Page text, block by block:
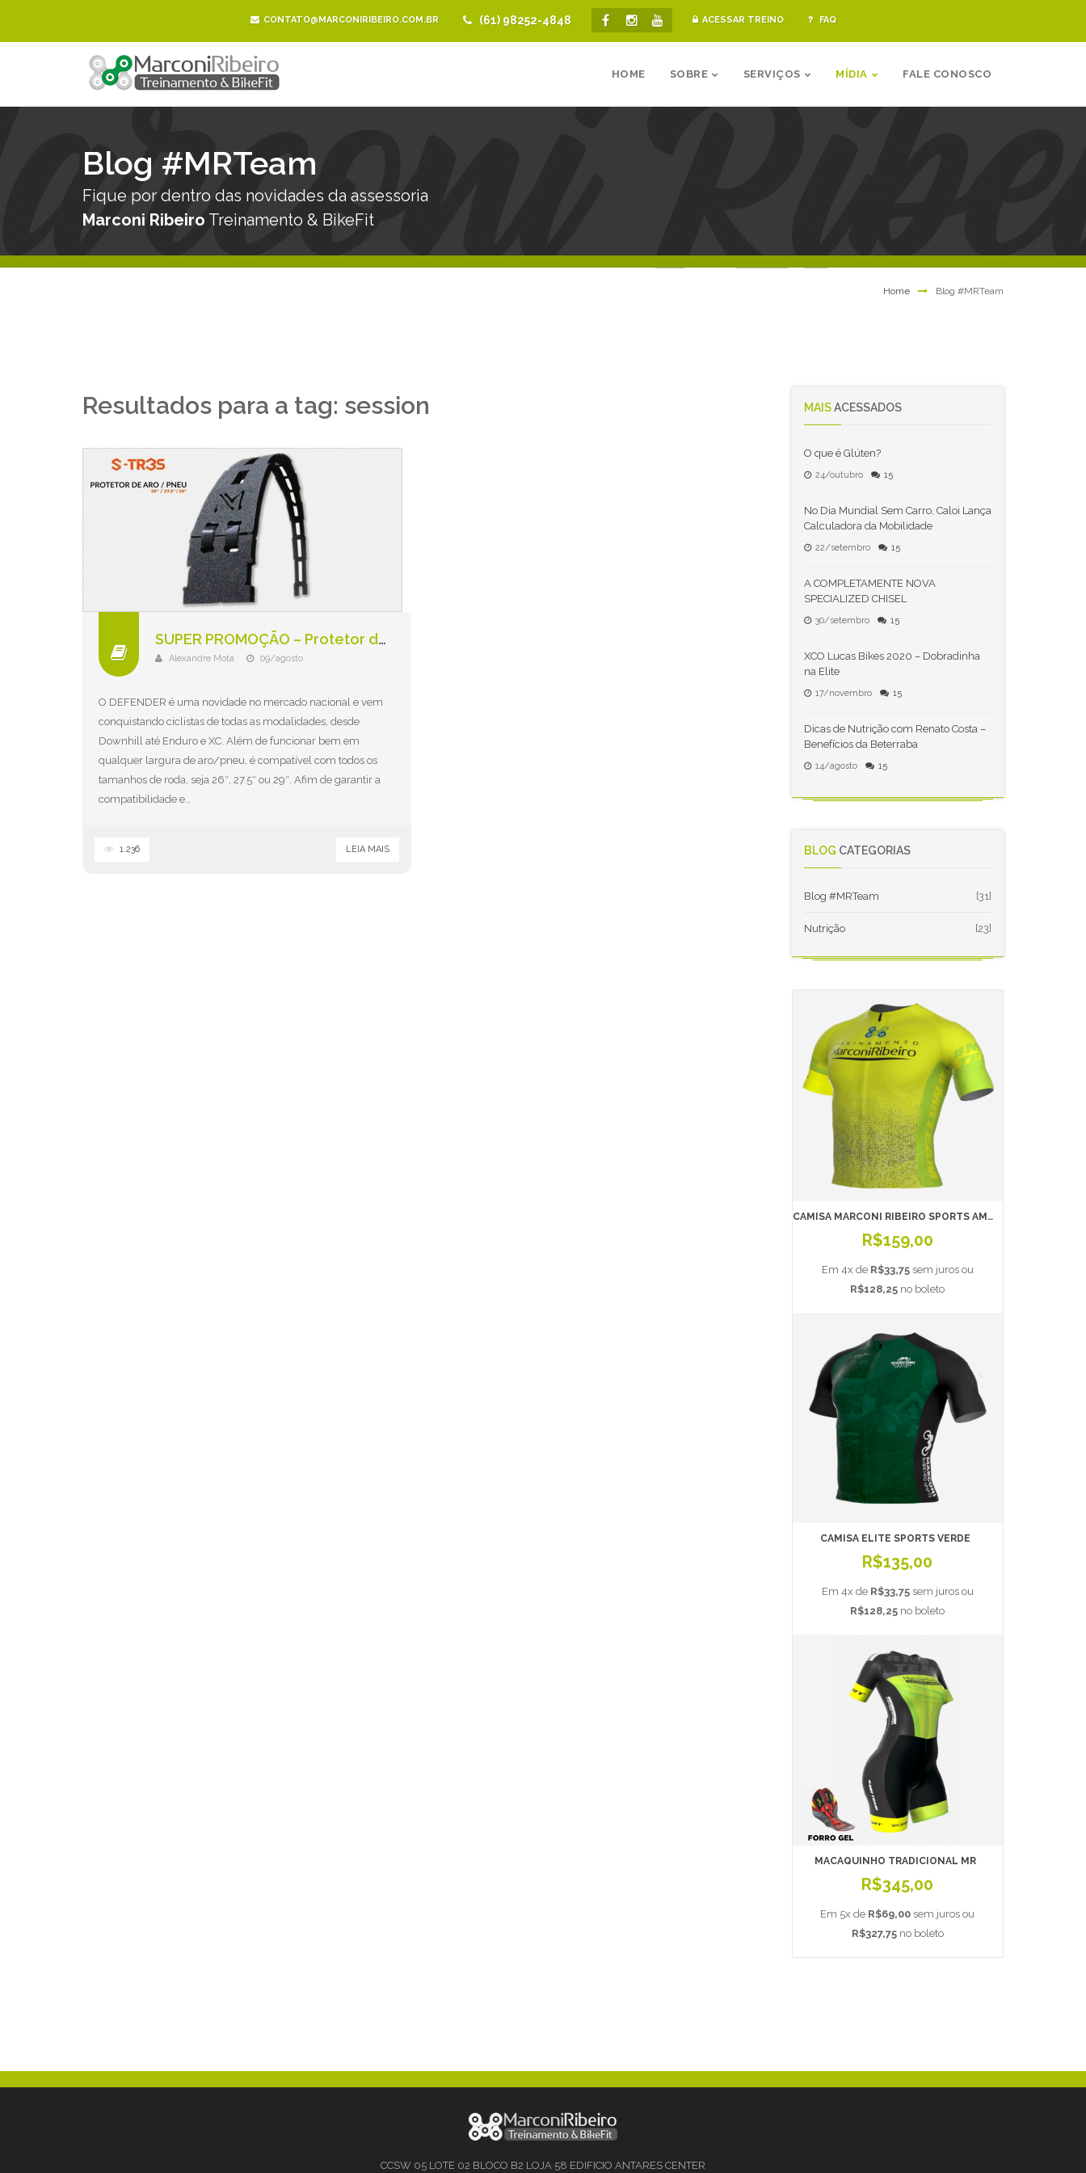
CONTATO@MARCONIRIBEIRO.COM.BR (61) 98252-4848 ACESSAR TREINO FAQ
HOME SOBRE SERVIÇOS MÍDIA FALE CONOSCO
Blog #MRTeam
Fique por dentro das novidades da assessoria
Marconi RibeiroTreinamento & BikeFit
Home Blog #MRTeam
Resultados para a tag: session
SUPER PROMOÇÃO – Protetor de Aro/Pneu – DEFENDER -Session Brasil
Alexandre Mota 09/agosto
O DEFENDER é uma novidade no mercado nacional e vem
conquistando ciclistas de todas as modalidades, desde
Downhill até Enduro e XC. Além de funcionar bem em
qualquer largura de aro/pneu, é compatível com todos os
tamanhos de roda, seja 26″, 27.5″ ou 29″. Afim de garantir a
compatibilidade e…
1.236 LEIA MAIS
MAISACESSADOS
O que é Glúten?
24/outubro 15
No Dia Mundial Sem Carro, Caloi Lança
Calculadora da Mobilidade
22/setembro 15
A COMPLETAMENTE NOVA
SPECIALIZED CHISEL
30/setembro 15
XCO Lucas Bikes 2020 – Dobradinha
na Elite
17/novembro 15
Dicas de Nutrição com Renato Costa –
Benefícios da Beterraba
14/agosto 15
BLOG CATEGORIAS
Blog #MRTeam [31]
Nutrição [23]
CAMISA MARCONI RIBEIRO SPORTS AMARELA
R$159,00
Em 4x de R$33,75sem juros ou
R$128,25 no boleto
CAMISA ELITE SPORTS VERDE
R$135,00
Em 4x de R$33,75sem juros ou
R$128,25 no boleto
MACAQUINHO TRADICIONAL MR
R$345,00
Em 5x de R$69,00 sem juros ou
R$327,75no boleto
CCSW 05 LOTE 02 BLOCO B2 LOJA 58 EDIFICIO ANTARES CENTER